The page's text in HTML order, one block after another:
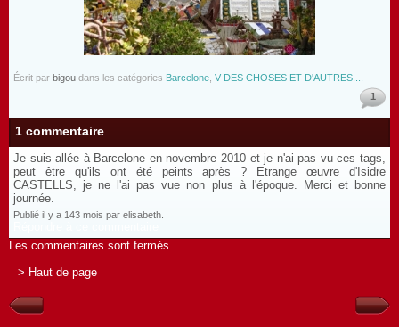
Écrit par bigou dans les catégories Barcelone V DES CHOSES ET D'AUTRES....
1
1 commentaire
Je suis allée à Barcelone en novembre 2010 et je n'ai pas vu ces tags,
peut être qu'ils ont été peints après ? Etrange œuvre d'Isidre
CASTELLS, je ne l'ai pas vue non plus à l'époque. Merci et bonne
journée.
Publié il y a 143 mois par elisabeth.
Les commentaires sont fermés.
> Haut de page